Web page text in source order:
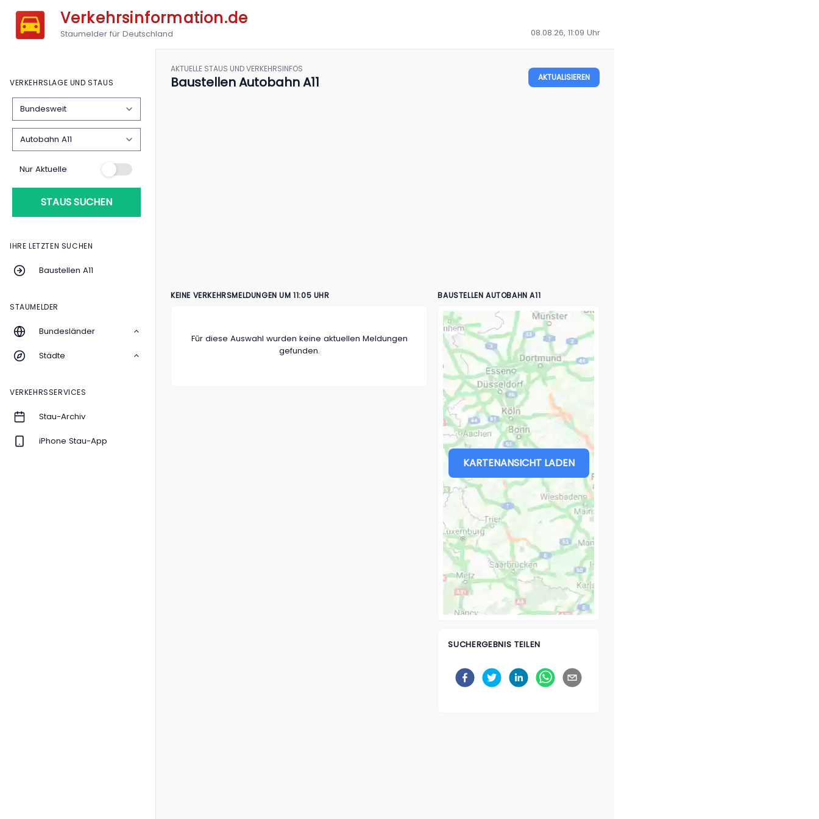
Verkehrsinformation.de
Staumelder für Deutschland 08.08.26, 11:09 Uhr
VERKEHRSLAGE UND STAUS
Nur Aktuelle
STAUS SUCHEN
IHRE LETZTEN SUCHEN
Baustellen A11
STAUMELDER
Bundesländer
Städte
VERKEHRSSERVICES
Stau-Archiv
iPhone Stau-App
AKTUELLE STAUS UND VERKEHRSINFOS
Baustellen Autobahn A11 AKTUALISIEREN
KEINE VERKEHRSMELDUNGEN UM 11:05 UHR
Fûr diese Auswahl wurden keine aktuellen Meldungen
gefunden.
BAUSTELLEN AUTOBAHN A11
KARTENANSICHT LADEN
SUCHERGEBNIS TEILEN